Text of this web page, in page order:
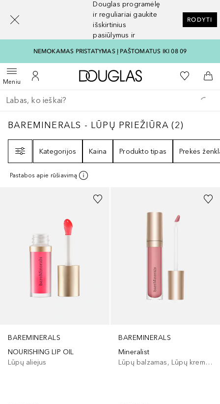
Douglas programėlę
ir reguliariai gaukite
išskirtinius
pasiūlymus ir
RODYTI
NEMOKAMAS PRISTATYMAS Į PAŠTOMATUS IKI 08 09
MeniuAtidaryti meniuĮ mano paskyrą
Į Douglas pagrindinį
Į mano
Į
Grįžk atgal
Vykdykite paiešką
BAREMINERALS - LŪPŲ PRIEŽIŪRA2
BAREMINERALS - LŪPŲ PRIEŽIŪRA (2)
Kategorijos
Kaina Produkto tipas Prekės
Pastabos apie rūšiavimą
BAREMINERALS
NOURISHING LIP OIL
Lūpų aliejus
+2
BAREMINERALS
Mineralist
Lūpų balzamas, Lūpų kremas
[navigation.slideout.screenreader]